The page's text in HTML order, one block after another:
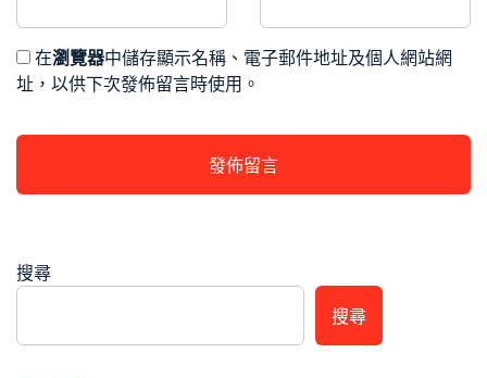
在瀏覽器中儲存顯示名稱、電子郵件地址及個人網站網
址，以供下次發佈留言時使用。
搜尋
搜尋